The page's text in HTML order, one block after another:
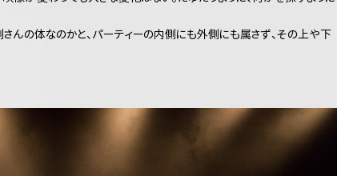
んの体なのかと、パーティーの内側にも外側にも属さず、その上や下